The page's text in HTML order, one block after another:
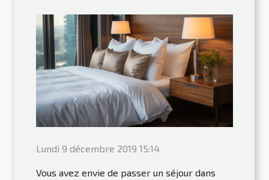
Lundi 9 décembre 2019 15:14
Vous avez envie de passer un séjour dans